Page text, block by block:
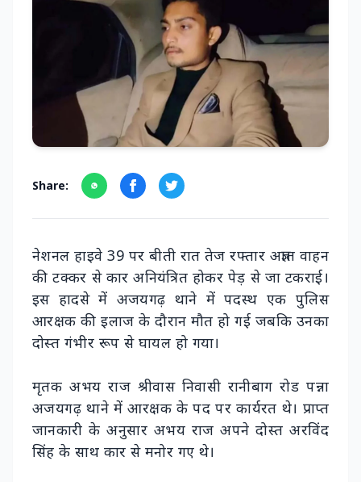
Share:
नेशनल हाइवे 39 पर बीती रात तेज रफ्तार अज्ञात वाहन
की टक्कर से कार अनियंत्रित होकर पेड़ से जा टकराई।
इस हादसे में अजयगढ़ थाने में पदस्थ एक पुलिस
आरक्षक की इलाज के दौरान मौत हो गई जबकि उनका
दोस्त गंभीर रूप से घायल हो गया।
मृतक अभय राज श्रीवास निवासी रानीबाग रोड पन्ना
अजयगढ़ थाने में आरक्षक के पद पर कार्यरत थे। प्राप्त
जानकारी के अनुसार अभय राज अपने दोस्त अरविंद
सिंह के साथ कार से मनोर गए थे।